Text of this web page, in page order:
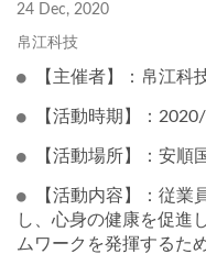
24 Dec, 2020
帛江科技
【主催者】：帛江科
【活動時期】：
【活動場所】：安順
【活動内容】：従業
し、心身の健康を促進
ムワークを発揮するた